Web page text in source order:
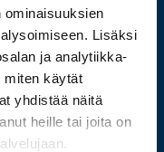
ominaisuuksien
Lisäksi
ja analytiikka-
miten käytät
yhdistää näitä
heille tai joita on